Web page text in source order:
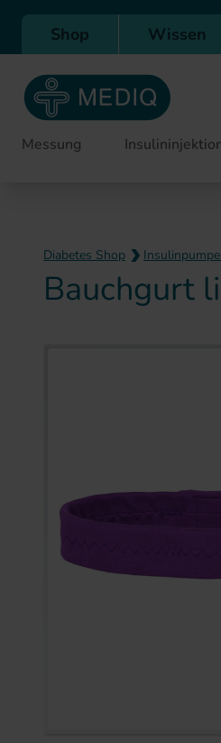
Direkt zur Hauptnavigation
Shop Wissen
Messung
Diabetes Shop
Bauchgurt